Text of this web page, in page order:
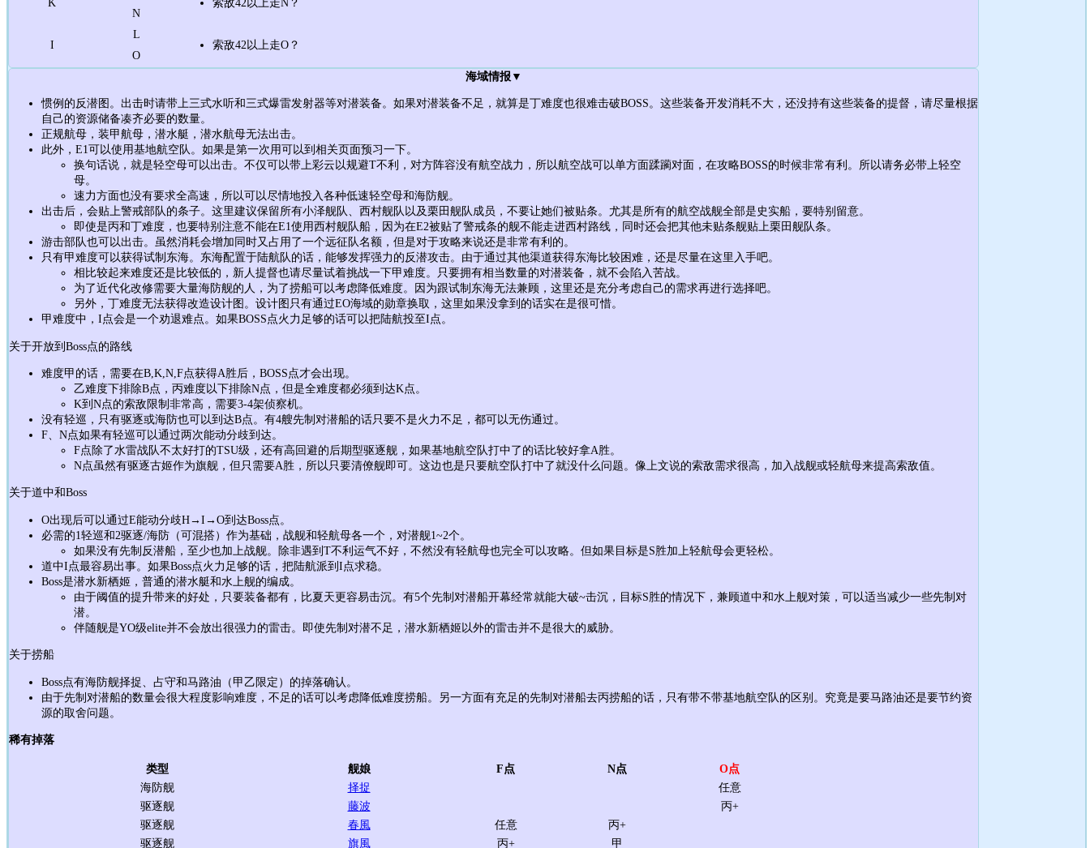
索敌42以上走N？
N
I
L
索敌42以上走O？
O
海域情报▼
惯例的反潜图。出击时请带上三式水听和三式爆雷发射器等对潜装备。如果对潜装备不足，就算是丁难度也很难击破BOSS。这些装备开发消耗不大，还没持有这些装备的提督，请尽量根据
自己的资源储备凑齐必要的数量。
正规航母，装甲航母，潜水艇，潜水航母无法出击。
此外，E1可以使用基地航空队。如果是第一次用可以到相关页面预习一下。
换句话说，就是轻空母可以出击。不仅可以带上彩云以规避T不利，对方阵容没有航空战力，所以航空战可以单方面蹂躏对面，在攻略BOSS的时候非常有利。所以请务必带上轻空
母。
速力方面也没有要求全高速，所以可以尽情地投入各种低速轻空母和海防舰。
出击后，会贴上警戒部队的条子。这里建议保留所有小泽舰队、西村舰队以及栗田舰队成员，不要让她们被贴条。尤其是所有的航空战舰全部是史实船，要特别留意。
即使是丙和丁难度，也要特别注意不能在E1使用西村舰队船，因为在E2被贴了警戒条的舰不能走进西村路线，同时还会把其他未贴条舰贴上栗田舰队条。
游击部队也可以出击。虽然消耗会增加同时又占用了一个远征队名额，但是对于攻略来说还是非常有利的。
只有甲难度可以获得试制东海。东海配置于陆航队的话，能够发挥强力的反潜攻击。由于通过其他渠道获得东海比较困难，还是尽量在这里入手吧。
相比较起来难度还是比较低的，新人提督也请尽量试着挑战一下甲难度。只要拥有相当数量的对潜装备，就不会陷入苦战。
为了近代化改修需要大量海防舰的人，为了捞船可以考虑降低难度。因为跟试制东海无法兼顾，这里还是充分考虑自己的需求再进行选择吧。
另外，丁难度无法获得改造设计图。设计图只有通过EO海域的勋章换取，这里如果没拿到的话实在是很可惜。
甲难度中，I点会是一个劝退难点。如果BOSS点火力足够的话可以把陆航投至I点。
关于开放到Boss点的路线
难度甲的话，需要在B,K,N,F点获得A胜后，BOSS点才会出现。
乙难度下排除B点，丙难度以下排除N点，但是全难度都必须到达K点。
K到N点的索敌限制非常高，需要3-4架侦察机。
没有轻巡，只有驱逐或海防也可以到达B点。有4艘先制对潜船的话只要不是火力不足，都可以无伤通过。
F、N点如果有轻巡可以通过两次能动分歧到达。
F点除了水雷战队不太好打的TSU级，还有高回避的后期型驱逐舰，如果基地航空队打中了的话比较好拿A胜。
N点虽然有驱逐古姬作为旗舰，但只需要A胜，所以只要清僚舰即可。这边也是只要航空队打中了就没什么问题。像上文说的索敌需求很高，加入战舰或轻航母来提高索敌值。
关于道中和Boss
O出现后可以通过E能动分歧H→I→O到达Boss点。
必需的1轻巡和2驱逐/海防（可混搭）作为基础，战舰和轻航母各一个，对潜舰1~2个。
如果没有先制反潜船，至少也加上战舰。除非遇到T不利运气不好，不然没有轻航母也完全可以攻略。但如果目标是S胜加上轻航母会更轻松。
道中I点最容易出事。如果Boss点火力足够的话，把陆航派到I点求稳。
Boss是潜水新栖姬，普通的潜水艇和水上舰的编成。
由于阈值的提升带来的好处，只要装备都有，比夏天更容易击沉。有5个先制对潜船开幕经常就能大破~击沉，目标S胜的情况下，兼顾道中和水上舰对策，可以适当减少一些先制对
潜。
伴随舰是YO级elite并不会放出很强力的雷击。即使先制对潜不足，潜水新栖姬以外的雷击并不是很大的威胁。
关于捞船
Boss点有海防舰择捉、占守和马路油（甲乙限定）的掉落确认。
由于先制对潜船的数量会很大程度影响难度，不足的话可以考虑降低难度捞船。另一方面有充足的先制对潜船去丙捞船的话，只有带不带基地航空队的区别。究竟是要马路油还是要节约资
源的取舍问题。
稀有掉落
类型 舰娘 F点 N点
O点
海防舰
择捉
任意
驱逐舰
藤波
丙+
驱逐舰
春風 任意
丙+
驱逐舰
旗風 丙+ 甲